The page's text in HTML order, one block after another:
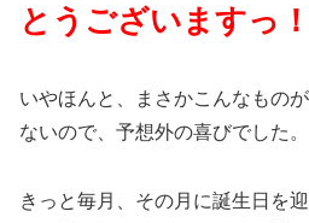
とうございますっ！
いやほんと、まさかこんなもの
ないので、予想外の喜びでした。
きっと毎月、その月に誕生日を